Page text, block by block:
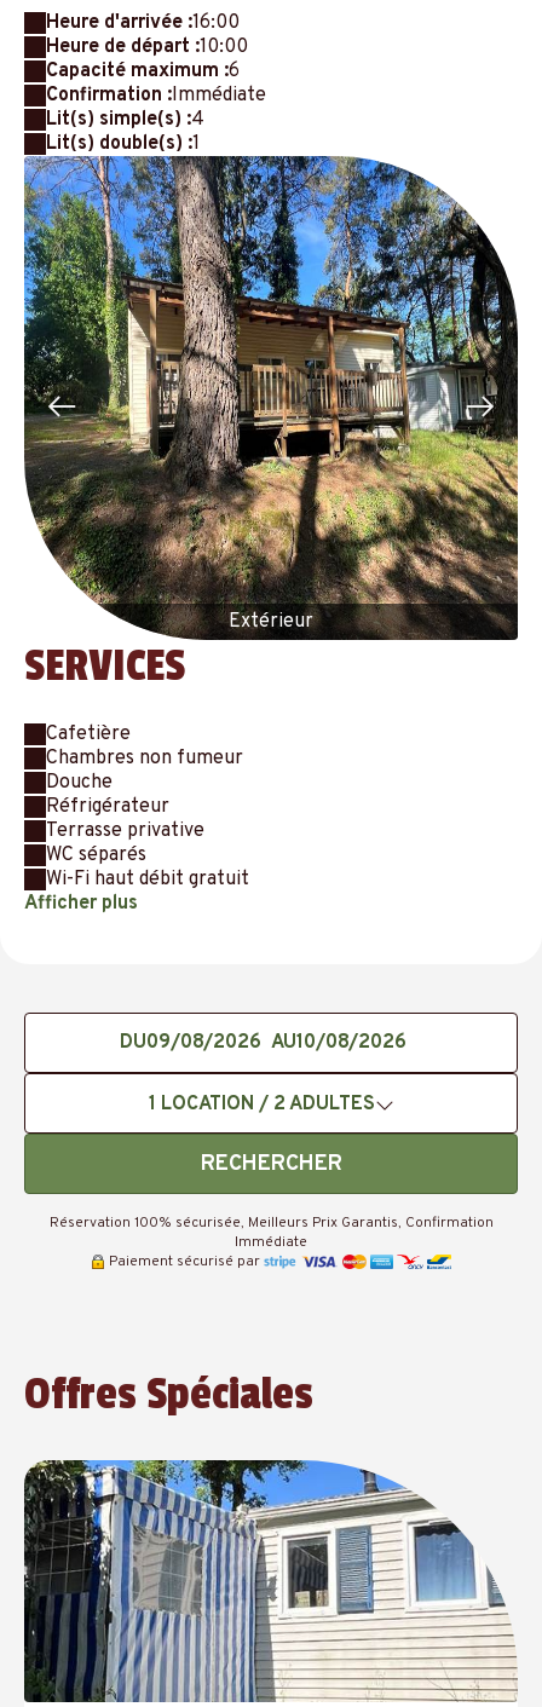
Heure d'arrivée :16:00
Heure de départ :10:00
Capacité maximum :6
Confirmation :Immédiate
Lit(s) simple(s) :4
Lit(s) double(s) :1
Extérieur
SERVICES
Cafetière
Chambres non fumeur
Douche
Réfrigérateur
Terrasse privative
WC séparés
Wi-Fi haut débit gratuit
Afficher plus
DU AU
1 LOCATION / 2 ADULTES
RECHERCHER
Réservation 100% sécurisée, Meilleurs Prix Garantis, Confirmation
Immédiate
Paiement sécurisé par
Offres Spéciales